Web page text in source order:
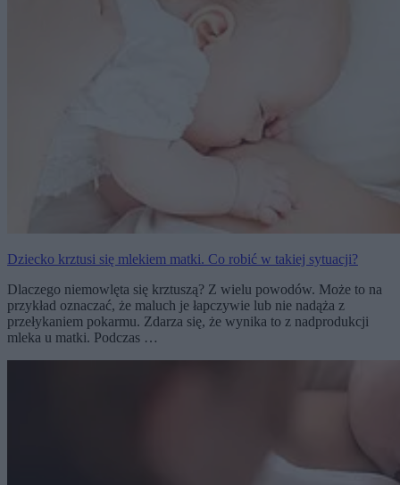
Dziecko krztusi się mlekiem matki. Co robić w takiej sytuacji?
Dlaczego niemowlęta się krztuszą? Z wielu powodów. Może to na
przykład oznaczać, że maluch je łapczywie lub nie nadąża z
przełykaniem pokarmu. Zdarza się, że wynika to z nadprodukcji
mleka u matki. Podczas …